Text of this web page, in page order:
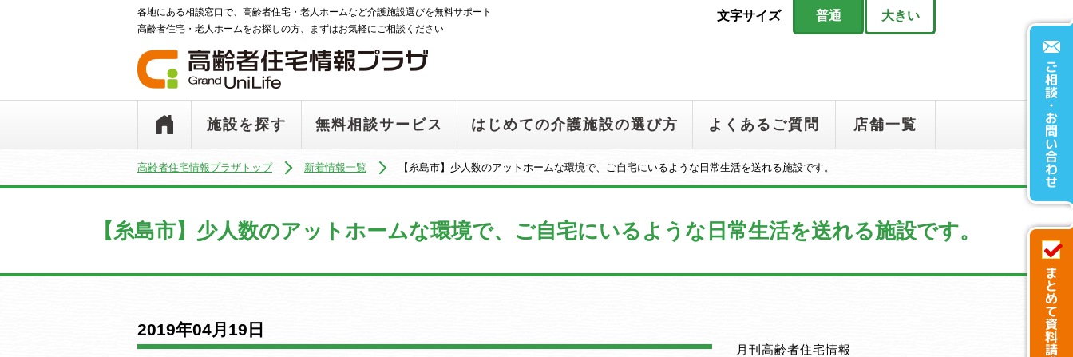
各地にある相談窓口で、高齢者住宅・老人ホームなど介護施設選びを無料サポート
高齢者住宅・老人ホームをお探しの方、まずはお気軽にご相談ください
文字サイズ 普通 大きい
施設を探す 無料相談サービス はじめての介護施設の選び方 よくあるご質問 店舗一覧
高齢者住宅情報プラザトップ 新着情報一覧 【糸島市】少人数のアットホームな環境で、ご自宅にいるような日常生活を送れる施設です。
【糸島市】少人数のアットホームな環境で、ご自宅にいるような日常生活を送れる施設です。
2019年04月19日
月刊高齢者住宅情報